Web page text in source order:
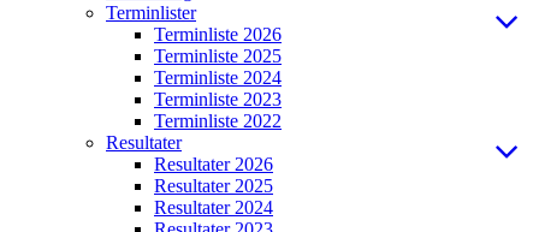
Terminlister
Terminliste 2026
Terminliste 2025
Terminliste 2024
Terminliste 2023
Terminliste 2022
Resultater
Resultater 2026
Resultater 2025
Resultater 2024